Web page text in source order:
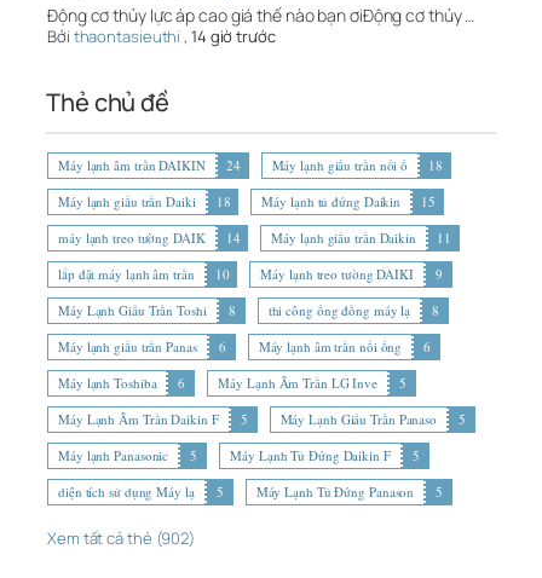
Động cơ thủy lực áp cao giá thế nào bạn ơiĐộng cơ thủy …
Bởi thaontasieuthi , 14 giờ trước
Thẻ chủ đề
Máy lạnh âm trần DAIKIN 24 Máy lạnh giấu trần nối ố
18
Máy lạnh giấu trần Daiki
18 Máy lạnh tủ đứng Daikin
15
máy lạnh treo tường DAIK
14 Máy lạnh giấu trần Daikin
11
lắp đặt máy lạnh âm trần
10 Máy lạnh treo tường DAIKI
9
Máy Lạnh Giấu Trần Toshi
8 thi công ống đồng máy lạ
8
Máy lạnh giấu trần Panas
6 Máy lạnh âm trần nối ống
6
Máy lạnh Toshiba
6 Máy Lạnh Âm Trần LG Inve
5
Máy Lạnh Âm Trần Daikin F
5 Máy Lạnh Giấu Trần Panaso
5
Máy lạnh Panasonic
5 Máy Lạnh Tủ Đứng Daikin F
5
diện tích sử dụng Máy lạ
5 Máy Lạnh Tủ Đứng Panason 5
Xem tất cả thẻ (902)